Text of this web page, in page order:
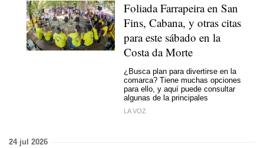
Foliada Farrapeira en San
Fins, Cabana, y otras citas
para este sábado en la
Costa da Morte
¿Busca plan para divertirse en la
comarca? Tiene muchas opciones
para ello, y aquí puede consultar
algunas de la principales
LA VOZ
24 jul 2026